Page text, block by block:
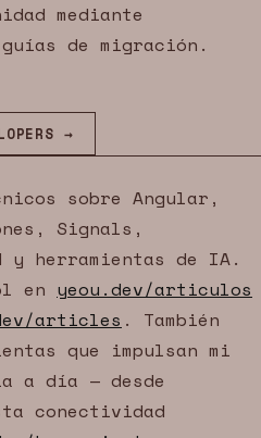
mediante
de migración.
→
sobre Angular,
Signals,
herramientas de IA.
en yeou.dev/articulos
articles . También
que impulsan mi
a día — desde
conectividad